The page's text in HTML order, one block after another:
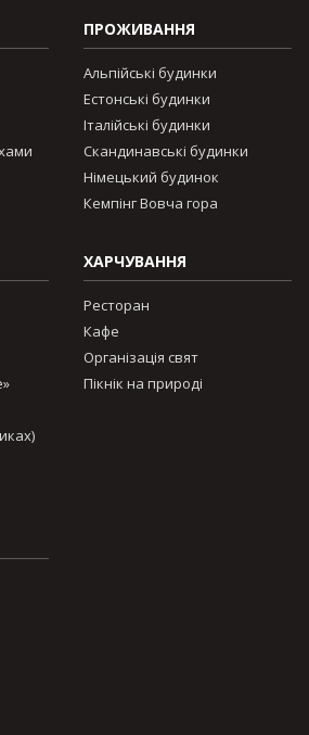
ПРОЖИВАННЯ
Альпійські будинки
Естонські будинки
Італійські будинки
Скандинавські будинки
Німецький будинок
Кемпінг Вовча гора
ХАРЧУВАННЯ
Ресторан
Кафе
Організація свят
Пікнік на природі